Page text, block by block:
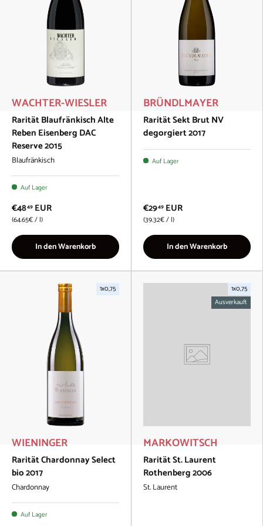
WACHTER-WIESLER
Rarität Blaufränkisch Alte
Reben Eisenberg DAC
Reserve 2015
Blaufränkisch
Auf Lager
€4849 EUR
Grundpreis
64.65€/l
In den Warenkorb
BRÜNDLMAYER
Rarität Sekt Brut NV
degorgiert 2017
Auf Lager
€2949 EUR
Grundpreis
39.32€/l
In den Warenkorb
1x0,75
WIENINGER
Rarität Chardonnay Select
bio 2017
Chardonnay
Auf Lager
1x0,75
Ausverkauft
MARKOWITSCH
Rarität St. Laurent
Rothenberg 2006
St. Laurent